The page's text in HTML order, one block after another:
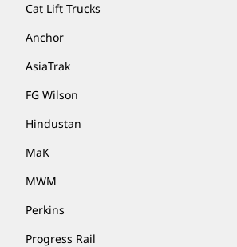
Cat Lift Trucks
Anchor
AsiaTrak
FG Wilson
Hindustan
MaK
MWM
Perkins
Progress Rail